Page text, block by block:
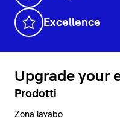
Excellence
Upgrade your
Prodotti
Zona lavabo